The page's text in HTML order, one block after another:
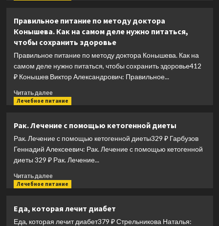
питание
при
болезнях
Правильное питание по методу доктора
Конышева. Как на самом деле нужно питаться,
чтобы сохранить здоровье
Правильное питание по методу доктора Конышева. Как на
самом деле нужно питаться, чтобы сохранить здоровье412
₽ Конышев Виктор Александрович: Правильное...
Читать далееПрочитать
больше
питание
по
методу
доктора
Как
на
нужно
питаться,
Лечебное питание
Рак. Лечение с помощью кетогенной диеты
Рак. Лечение с помощью кетогенной диеты329 ₽ Гарбузов
Геннадий Алексеевич: Рак. Лечение с помощью кетогенной
диеты 329 ₽ Рак. Лечение...
Читать далееПрочитать
больше
Лечение
с
Лечебное питание
Еда, которая лечит диабет
Еда, которая лечит диабет379 ₽ Стрельникова Наталья: